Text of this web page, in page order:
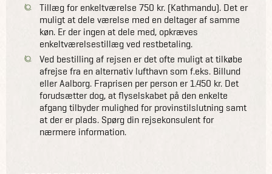
Tillæg for enkeltværelse 750 kr. (Kathmandu). Det er
muligt at dele værelse med en deltager af samme
køn. Er der ingen at dele med, opkræves
enkeltværelsestillæg ved restbetaling.
Ved bestilling af rejsen er det ofte muligt at tilkøbe
afrejse fra en alternativ lufthavn som f.eks. Billund
eller Aalborg. Fraprisen per person er 1.450 kr. Det
forudsætter dog, at flyselskabet på den enkelte
afgang tilbyder mulighed for provinstilslutning samt
at der er plads. Spørg din rejsekonsulent for
nærmere information.